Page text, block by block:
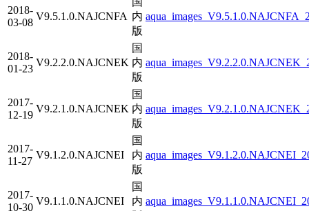
2018-
03-08
V9.5.1.0.NAJCNFA 内
版
2018-
01-23
V9.2.2.0.NAJCNEK
国
内
版
2017-
12-19
V9.2.1.0.NAJCNEK
国
内
版
2017-
11-27
V9.1.2.0.NAJCNEI
国
内
版
2017-
10-30
V9.1.1.0.NAJCNEI
国
内